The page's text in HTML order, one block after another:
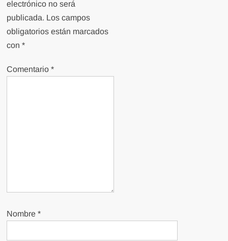
electrónico no será
publicada. Los campos
obligatorios están marcados
con*
Comentario*
Nombre*